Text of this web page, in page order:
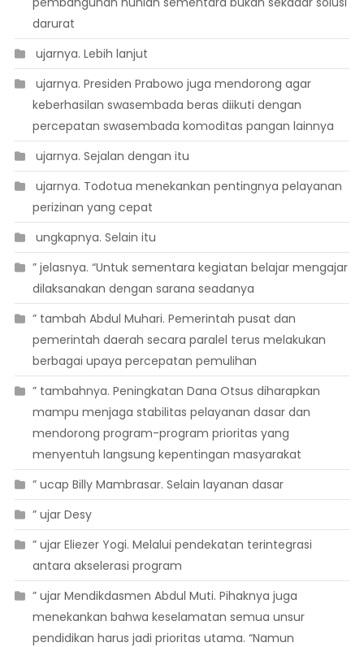
darurat
 ujarnya. Lebih lanjut
 ujarnya. Presiden Prabowo juga mendorong agar
keberhasilan swasembada beras diikuti dengan
percepatan swasembada komoditas pangan lainnya
 ujarnya. Sejalan dengan itu
 ujarnya. Todotua menekankan pentingnya pelayanan
perizinan yang cepat
 ungkapnya. Selain itu
” jelasnya. “Untuk sementara kegiatan belajar mengajar
dilaksanakan dengan sarana seadanya
” tambah Abdul Muhari. Pemerintah pusat dan
pemerintah daerah secara paralel terus melakukan
berbagai upaya percepatan pemulihan
” tambahnya. Peningkatan Dana Otsus diharapkan
mampu menjaga stabilitas pelayanan dasar dan
mendorong program-program prioritas yang
menyentuh langsung kepentingan masyarakat
” ucap Billy Mambrasar. Selain layanan dasar
” ujar Desy
” ujar Eliezer Yogi. Melalui pendekatan terintegrasi
antara akselerasi program
” ujar Mendikdasmen Abdul Muti. Pihaknya juga
menekankan bahwa keselamatan semua unsur
pendidikan harus jadi prioritas utama. “Namun